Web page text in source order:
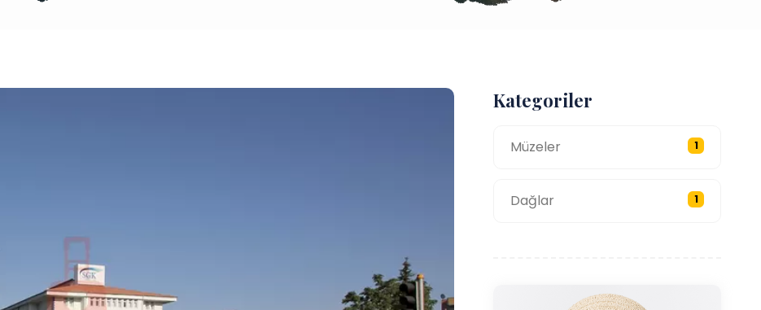
Kategoriler
Müzeler 1
Dağlar 1